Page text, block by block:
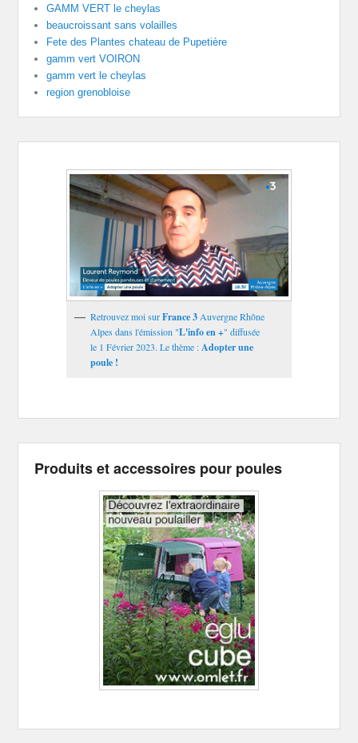
GAMM VERT le cheylas
beaucroissant sans volailles
Fete des Plantes chateau de Pupetière
gamm vert VOIRON
gamm vert le cheylas
region grenobloise
Retrouvez moi surFrance 3 Auvergne Rhône
Alpes dans l'émission "L'info en +" diffusée
le 1 Février 2023. Le thème : Adopter une
poule !
Produits et accessoires pour poules